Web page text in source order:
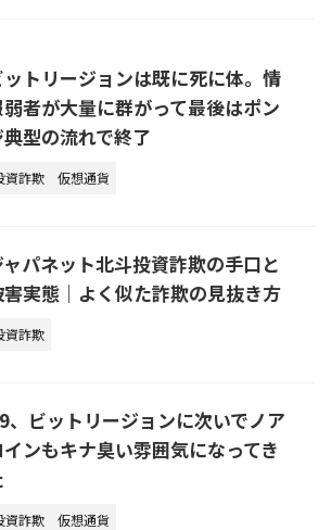
ットリージョンは既に死に体。情
者が大量に群がって最後はポン
典型の流れで終了
資詐欺 仮想通貨
ャパネット北斗投資詐欺の手口と
実態｜よく似た詐欺の見抜き方
資詐欺
、ビットリージョンに次いでノア
インもキナ臭い雰囲気になってき
資詐欺 仮想通貨